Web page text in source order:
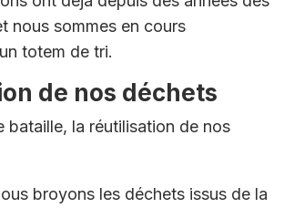
nous sommes en cours
totem de tri.
de nos déchets
bataille, la réutilisation de nos
broyons les déchets issus de la